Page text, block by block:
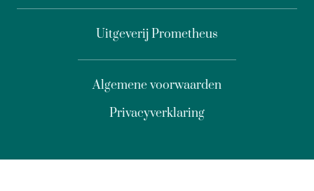
Uitgeverij Prometheus
Privacyverklaring
Algemene voorwaarden